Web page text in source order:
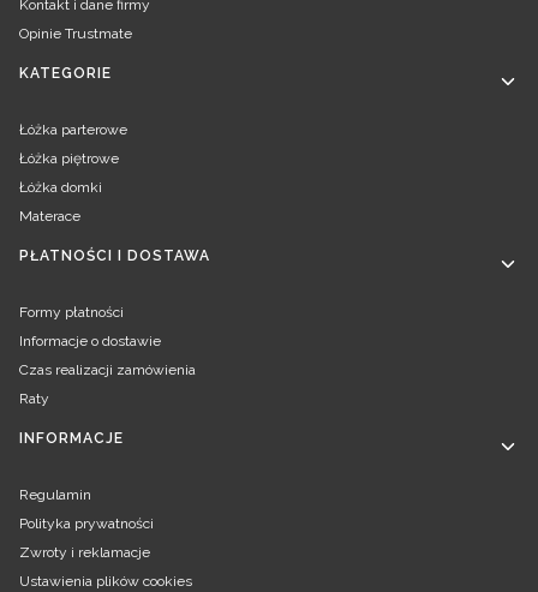
Kontakt i dane firmy
Opinie Trustmate
KATEGORIE
Łóżka parterowe
Łóżka piętrowe
Łóżka domki
Materace
PŁATNOŚCI I DOSTAWA
Formy płatności
Informacje o dostawie
Czas realizacji zamówienia
Raty
INFORMACJE
Regulamin
Polityka prywatności
Zwroty i reklamacje
Ustawienia plików cookies